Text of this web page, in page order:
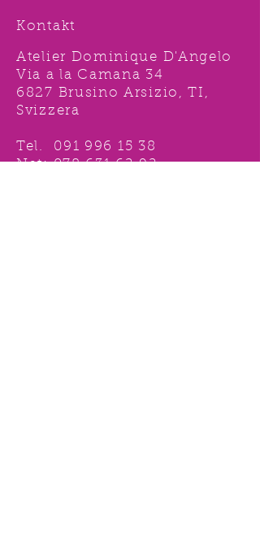
Kontakt
Atelier Dominique D'Angelo
Via a la Camana 34
6827 Brusino Arsizio, TI,
Svizzera
Tel. 091 996 15 38
Nat:078 631 62 92